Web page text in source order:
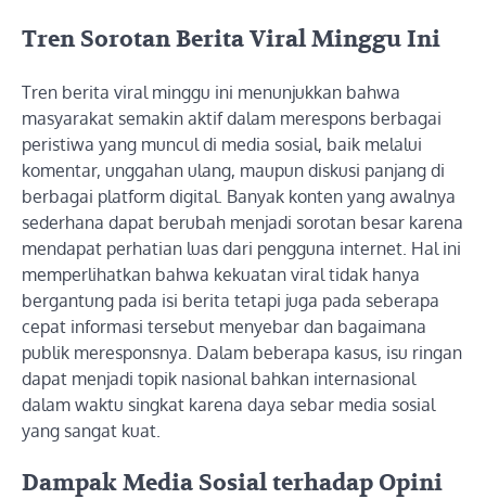
Tren Sorotan Berita Viral Minggu Ini
Tren berita viral minggu ini menunjukkan bahwa
masyarakat semakin aktif dalam merespons berbagai
peristiwa yang muncul di media sosial, baik melalui
komentar, unggahan ulang, maupun diskusi panjang di
berbagai platform digital. Banyak konten yang awalnya
sederhana dapat berubah menjadi sorotan besar karena
mendapat perhatian luas dari pengguna internet. Hal ini
memperlihatkan bahwa kekuatan viral tidak hanya
bergantung pada isi berita tetapi juga pada seberapa
cepat informasi tersebut menyebar dan bagaimana
publik meresponsnya. Dalam beberapa kasus, isu ringan
dapat menjadi topik nasional bahkan internasional
dalam waktu singkat karena daya sebar media sosial
yang sangat kuat.
Dampak Media Sosial terhadap Opini